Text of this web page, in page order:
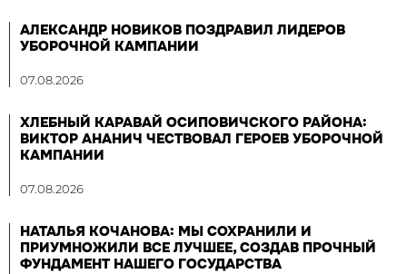
АЛЕКСАНДР НОВИКОВ ПОЗДРАВИЛ ЛИДЕРОВ
УБОРОЧНОЙ КАМПАНИИ
07.08.2026
ХЛЕБНЫЙ КАРАВАЙ ОСИПОВИЧСКОГО РАЙОНА:
ВИКТОР АНАНИЧ ЧЕСТВОВАЛ ГЕРОЕВ УБОРОЧНОЙ
КАМПАНИИ
07.08.2026
НАТАЛЬЯ КОЧАНОВА: МЫ СОХРАНИЛИ И
ПРИУМНОЖИЛИ ВСЕ ЛУЧШЕЕ, СОЗДАВ ПРОЧНЫЙ
ФУНДАМЕНТ НАШЕГО ГОСУДАРСТВА